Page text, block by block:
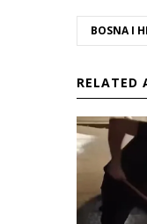
BOSNA I
RELATED